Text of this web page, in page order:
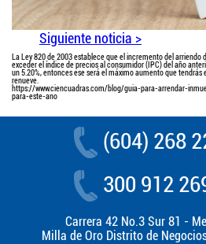
Siguiente noticia >
La Ley 820 de 2003 establece que el incremento del
exceder el índice de precios al consumidor (IPC) del año
un 5.20%, entonces ese será el máximo aumento que tendrás
renueve.
https://www.ciencuadras.com/blog/guia-para-arrendar-
para-este-ano
(604) 268
300 912
Carrera 42 No.3 Sur 81 -
Milla de Oro Distrito de